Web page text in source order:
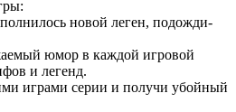
новой леген, подожди-
юмор в каждой игровой
и легенд.
играми серии и получи убойный